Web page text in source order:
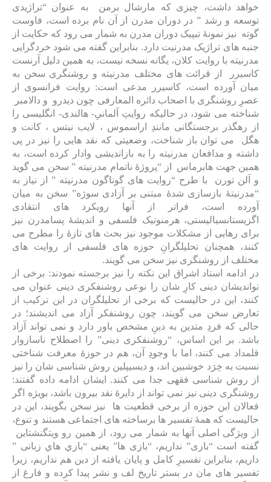
خواهد داشت، چیزی که مارشال برمن به عنوان “تراژیدی
توسعه و رشد ” در دوران مدرن از آن نام برده است، فاوست
گوته نیز نمونۀ تیپیک دوران مدرن به شمار می رود که حکایت از
جنبه های تراژیک مدرنیت دارد. بنابراین گفته می شود خردگرایی
مدرنیته با روایت کلان، یگانه نسخه نیست، به همین دلیل آرنست
کاسیرر از قرائت های مختلف مدرنیته و روشنگری سخن به
میان آورده است، کاسیرر مدعی است: روایت فرانسوی از
عصرِ روشنگری با اصحاب دائره المعارفی چون دیدرو و دالامبر
شناخته می شود، در حالیکه روایتِ آلمانیِ- هالندی- انگلیسی را
از رهگذر برجستگانی مانندِ اراسموس ، لایب نیتس ، کانت و
هگل می توان باز شناخت، وضعیتی که نقد هایی را نیز در پی
داشته و مدافعان مدرنیته را به بازاندیشی وادار کرده است، به
همین جهت هابرماس از “پروژۀ ناتمام مدرنیته ” سخن می گوید
و آلن تورن با طرح “روایت های گوناگون مدرنیته ” از نیاز به
“مدرنیتۀ بازسازی ‌شدۀ مبتنی بر آزادی سوژه” سخن به میان
آورده است، فراتر از آنها رویکرد های انتقادی
اگزیستانسیالیستی، هرمنوتیک فلسفی و اندیشۀ پسامدرن نیز
برای رهایی از مشکلات موجود نیز بحث های تازۀ را مطرح می
کنند، همچنان تحلیلگرانِ حوزه های فلسفی از روایت‌ های
مختلف از روشنگری نیز سخن می گویند.
در ادامه استاد اشراق این نکته را نیز برجسته نمودند: برخی از
نواندیشان دینی کارِ شان را نوعی روشنفکری دینی عنوان می
کنند، این در حالیست که برخی از تحلیلگران در این ترکیب از
تعارض سخن می گویند، چون روشنفکر آزاد می اندیشند؛ در
حالی که فردِ متدین به دینِ مشخص باور دارد و نمی تواند آزاد
باشد. بر این اساس، “روشنفکری دینی” را اصطلاح ناسازوار
قلمداد می کنند، اما با وجودِ آن، هم در حوزۀ معرفت شناختی
نسبت به خِرَد خوشبین اند، و دیسیپلین روش شناسی شان را نیز
از روش شناسی فقهی جدا می کنند. ایشان ادامه داده گفتند:
روشنگری دینی نیز نمی تواند از دایرۀ نقد بیرون باشد، بویژه اگر
فعالان این حوزه از برخی قطعیت ها نیز سخن بگویند، این در
حالیست که همۀ تفسیر ها برساخته های اجتماعی هستند و تنوع،
از ویژگی اصلی آنها به شمار می رود، از همین رو ویتگنشتاین
گفته است “بازی” نداریم، “بازی ها” یعنی “بازي هاي زبانی ”
داریم، بنابراین تفسیرِ کامل و پایان یافته از دین هم نداریم، زیرا
تفسیر های مان در بستر تاریخ لف و نشر پیدا کرده و فارغ از